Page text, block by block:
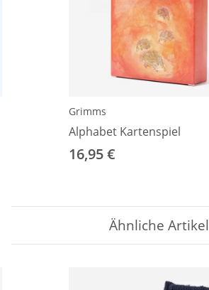
Grimms
Alphabet Kartenspiel
16,95 €
Ähnliche Artikel